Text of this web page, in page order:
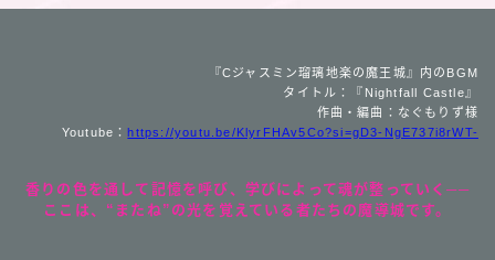
『Cジャスミン瑠璃地楽の魔王城』内のBGM
タイトル：『Nightfall Castle』
作曲・編曲：なぐもりず様
Youtube：https://youtu.be/KlyrFHAv5Co?si=gD3-NgE737i8rWT-
香りの色を通して記憶を呼び、学びによって魂が整っていく──
ここは、“またね”の光を覚えている者たちの魔導城です。